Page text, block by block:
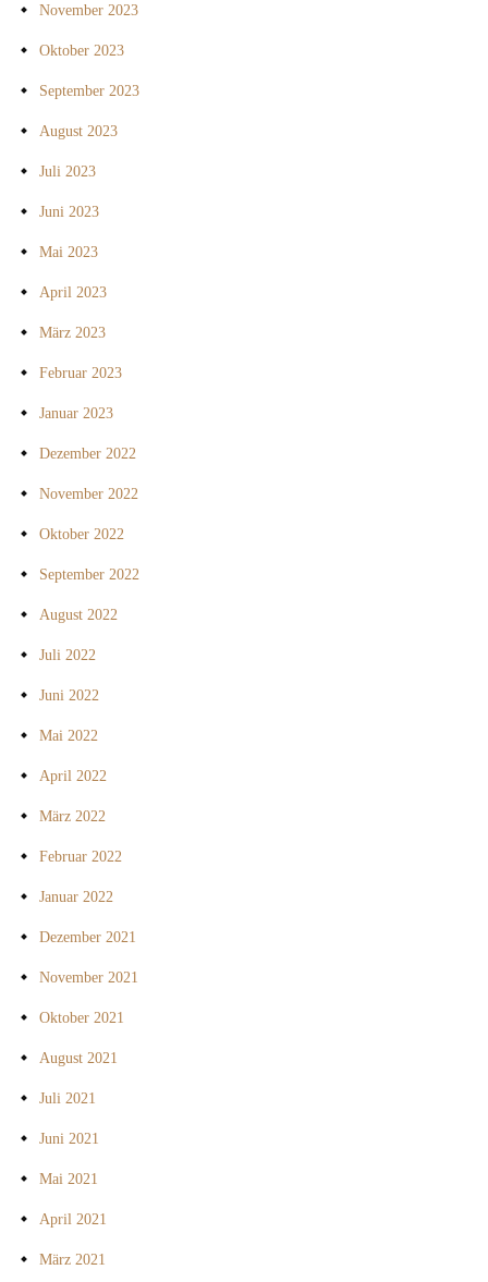
November 2023
Oktober 2023
September 2023
August 2023
Juli 2023
Juni 2023
Mai 2023
April 2023
März 2023
Februar 2023
Januar 2023
Dezember 2022
November 2022
Oktober 2022
September 2022
August 2022
Juli 2022
Juni 2022
Mai 2022
April 2022
März 2022
Februar 2022
Januar 2022
Dezember 2021
November 2021
Oktober 2021
August 2021
Juli 2021
Juni 2021
Mai 2021
April 2021
März 2021